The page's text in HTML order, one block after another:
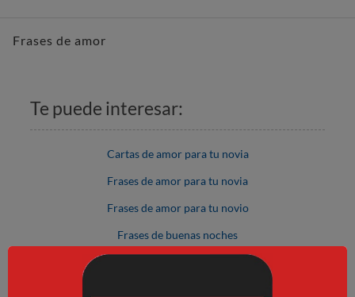
Frases de amor
Te puede interesar:
Cartas de amor para tu novia
Frases de amor para tu novia
Frases de amor para tu novio
Frases de buenas noches